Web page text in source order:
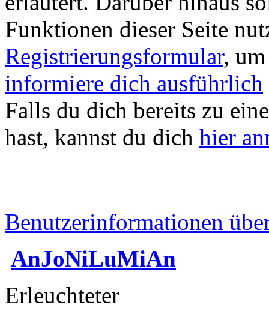
Funktionen dieser Seite
Registrierungsformular,
informiere dich ausführlich
Falls du dich bereits zu
hast, kannst du dich hier
Benutzerinformationen
AnJoNiLuMiAn
Erleuchteter